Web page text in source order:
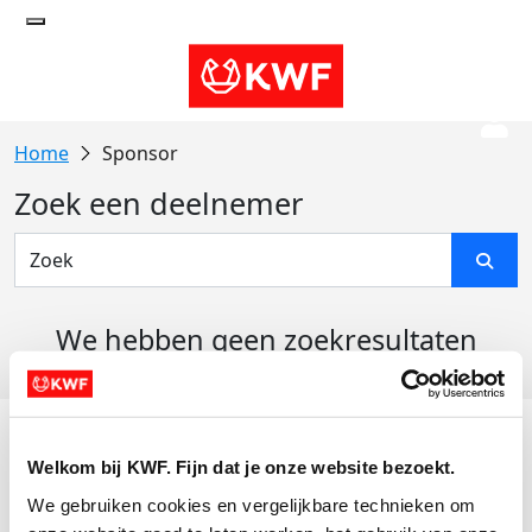
Welkom bij KWF. Fijn dat je onze website bezoekt.
We gebruiken cookies en vergelijkbare technieken om
Sponsor
Zoek een deelnemer
We hebben geen zoekresultaten
Actiematerialen
Evenementen